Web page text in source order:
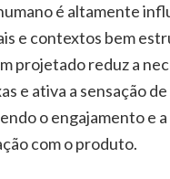
é altamente
e contextos bem
projetado reduz a
e ativa a sensação
o engajamento e
com o produto.